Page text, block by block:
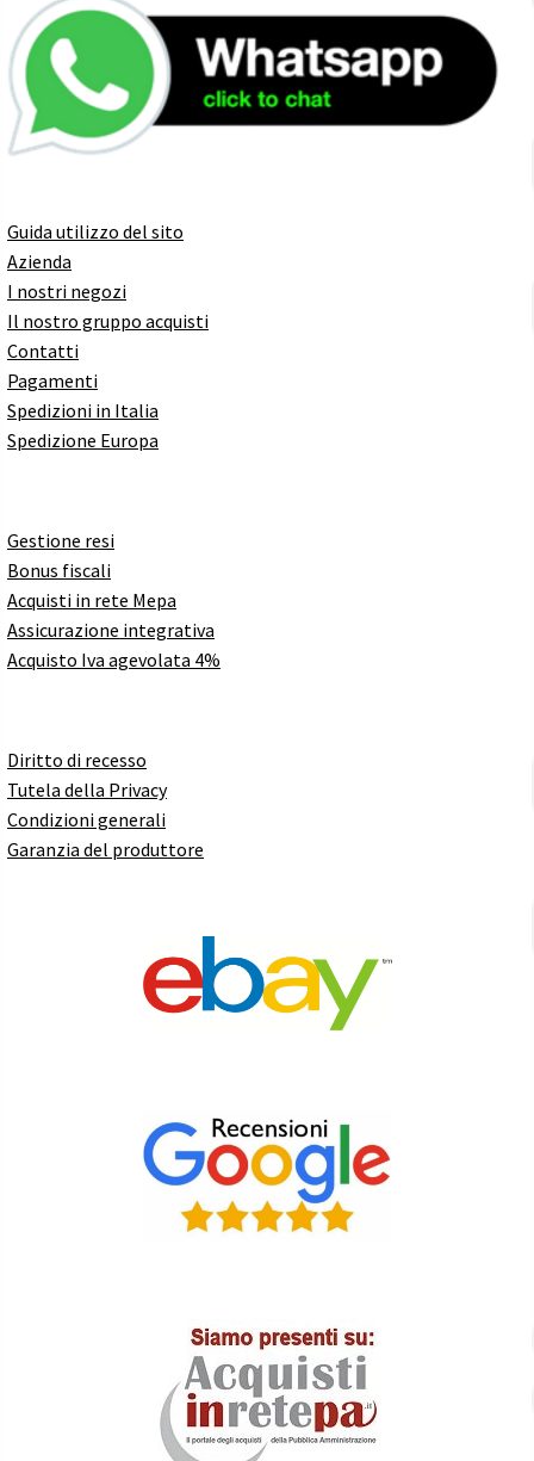
Guida utilizzo del sito
Azienda
I nostri negozi
Il nostro gruppo acquisti
Contatti
Pagamenti
Spedizioni in Italia
Spedizione Europa
Gestione resi
Bonus fiscali
Acquisti in rete Mepa
Assicurazione integrativa
Acquisto Iva agevolata 4%
Diritto di recesso
Tutela della Privacy
Condizioni generali
Garanzia del produttore